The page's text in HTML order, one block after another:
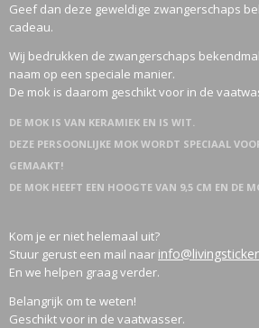
Geef dan deze geweldige zwangerschaps
cadeau.
Wij bedrukken de zwangerschaps
naam op een speciale manier.
De mok is daarom geschikt voor in de
DE MOK IS VAN KERAMIEK EN IS WIT.
DEZE PERSOONLIJKE MOK WORDT SPECIAAL
GEMAAKT!
DE MOK HEEFT EEN HOOGTE VAN 9,5 CM EN DE
Kom je er niet helemaal uit?
Stuur gerust een mail naar
En we helpen graag verder.
Belangrijk om te weten!
Geschikt voor in de vaatwasser.